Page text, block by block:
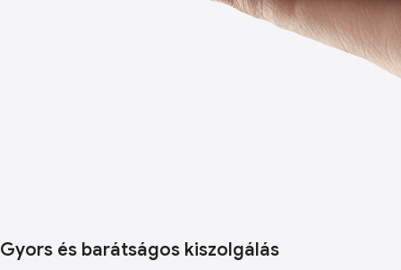
Gyors és barátságos kiszolgálás